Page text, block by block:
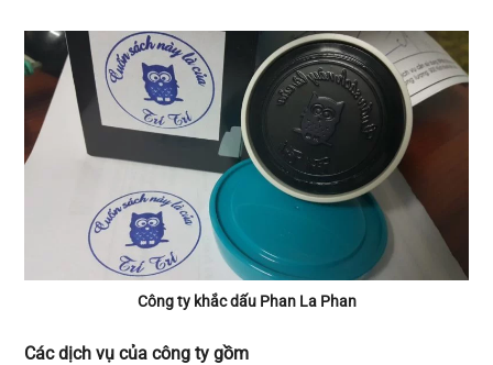
Công ty khắc dấu Phan La Phan
Các dịch vụ của công ty gồm